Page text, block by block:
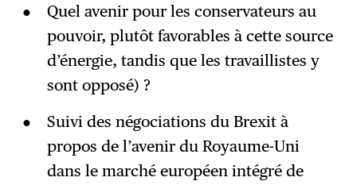
Quel avenir pour les conservateurs au
pouvoir, plutôt favorables à cette source
d’énergie, tandis que les travaillistes y
sont opposé) ?
Suivi des négociations du Brexit à
propos de l’avenir du Royaume-Uni
dans le marché européen intégré de